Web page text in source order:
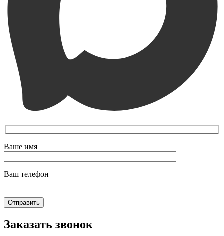
Ваше имя
Ваш телефон
Заказать звонок